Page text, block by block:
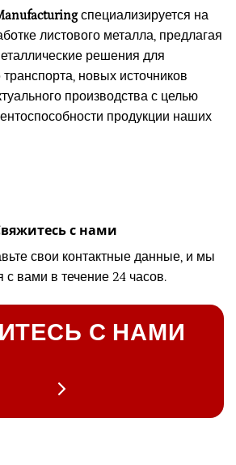
специализируется на
листового металла, предлагая
решения для
новых источников
производства с целью
продукции наших
с нами
свои контактные данные, и мы
с вами в течение 24 часов.
С НАМИ